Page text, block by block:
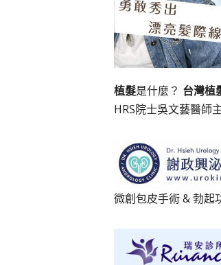
植髮是什麼？ 台灣植
HRS院士吳文藝醫師
微創包皮手術&勃起